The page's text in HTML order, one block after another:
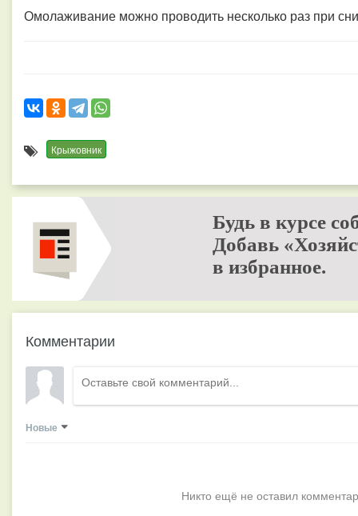
Омолаживание можно проводить несколько раз при
Крыжовник
Будь в курсе
Добавь
в избранное.
Комментарии
Новые
Никто ещё не оставил